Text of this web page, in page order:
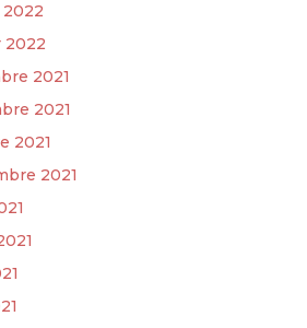
2022
2021
2021
2021
2021